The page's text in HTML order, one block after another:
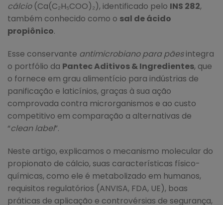
cálcio(Ca(C₂H₅COO)₂), identificado pelo INS 282,
também conhecido como o sal de ácido
propiônico.
Esse conservante antimicrobiano para pãesintegra
o portfólio da Pantec Aditivos & Ingredientes, que
o fornece em grau alimentício para indústrias de
panificação e laticínios, graças à sua ação
comprovada contra microrganismos e ao custo
competitivo em comparação a alternativas de
“clean label”.
Neste artigo, explicamos o mecanismo molecular do
propionato de cálcio, suas características físico-
químicas, como ele é metabolizado em humanos,
requisitos regulatórios (ANVISA, FDA, UE), boas
práticas de aplicação e controvérsias de segurança,